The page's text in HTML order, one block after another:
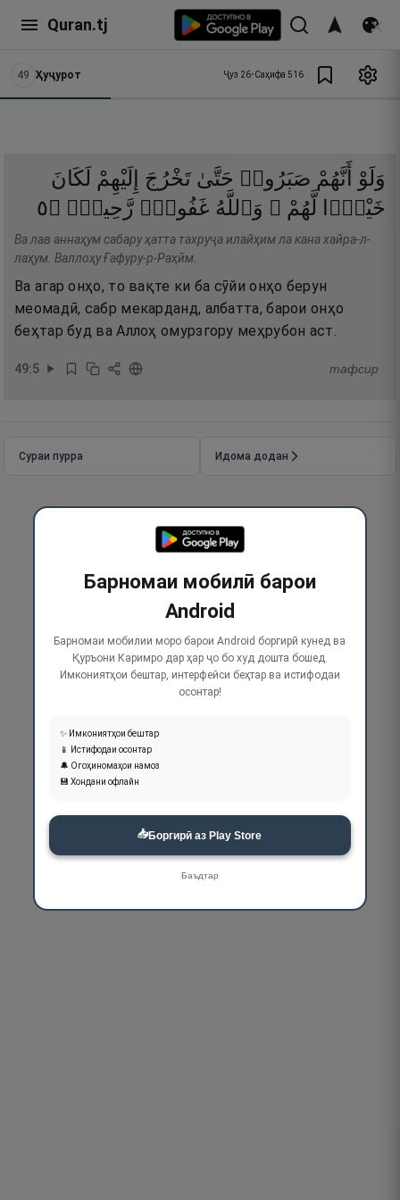
Quran.tj
49 Ҳуҷурот Ҷуз 26•Саҳифа 516
وَلَوْ أَنَّهُمْ صَبَرُوا۟ حَتَّىٰ تَخْرُجَ إِلَيْهِمْ لَكَانَ
خَيْرًۭا
لَّهُمْ ۚ وَٱللَّهُ غَفُورٌۭ رَّحِيمٌۭ ۝٥
Ва лав аннаҳум сабару ҳатта тахруҷа илайҳим ла кана хайра-л-
лаҳум. Валлоҳу Ғафуру-р-Раҳӣм.
Ва агар онҳо, то вақте ки ба сӯйи онҳо берун
меомадӣ, сабр мекарданд, албатта, барои онҳо
беҳтар буд ва Аллоҳ омурзгору меҳрубон аст.
49:5 тафсир
Сураи пурра Идома додан
Барномаи мобилӣ барои
Android
Барномаи мобилии моро барои Android боргирӣ кунед ва
Қуръони Каримро дар ҳар ҷо бо худ дошта бошед.
Имкониятҳои бештар, интерфейси беҳтар ва истифодаи
осонтар!
✨ Имкониятҳои бештар
📱 Истифодаи осонтар
🔔 Огоҳиномаҳои намоз
💾 Хондани офлайн
📥Боргирӣ аз Play Store
Баъдтар